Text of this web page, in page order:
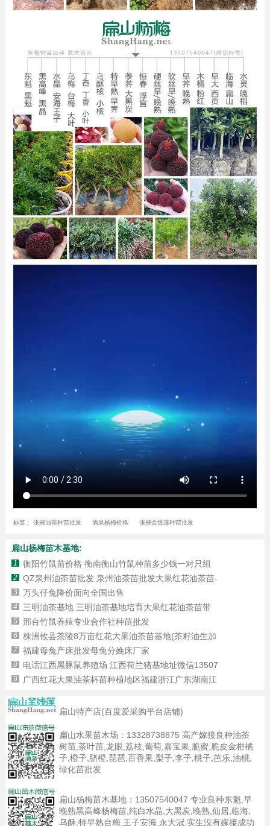
标签： 张掖油茶种苗批发 酒泉杨梅价格 张掖金线莲种苗批发
扁山杨梅苗木基地:
1 衡阳竹鼠苗价格 衡南衡山竹鼠种苗多少钱一对只组
2 QZ泉州油茶苗批发 泉州油茶苗批发大果红花油茶苗-
3 万头仔兔降价面向全国出售
4 三明油茶基地 三明油茶基地培育大果红花油茶苗带
5 邢台竹鼠养殖专业合作社种苗批发
6 株洲攸县茶陵8万亩红花大果油茶苗基地(茶籽油生加
7 福建母兔产床批发母兔分娩床厂家
8 电话江西黑豚鼠养殖场 江西荷兰猪基地址微信13507
9 广西红花大果油茶杯苗种植地区福建浙江广东湖南江
扁山特产店(百度爱采购平台店铺)
扁山水果苗木场： 13328738875 高产嫁接良种油茶
树苗,茶叶苗,龙眼,荔枝,葡萄,嘉宝果,脆蜜,脆皮金柑橘
子,橙子,脐橙,琵琶,百香果,梨子,李子,桃子,芭乐,油桃,
绿化苗批发
扁山杨梅苗木基地： 13507540047 专业良种东魁,早
晚熟黑高峰杨梅苗,纯白水晶,大黑炭,晚熟,仙居,临海,
乌酥,特早熟台梅,王子安海,永大冠,实生没有嫁接成功